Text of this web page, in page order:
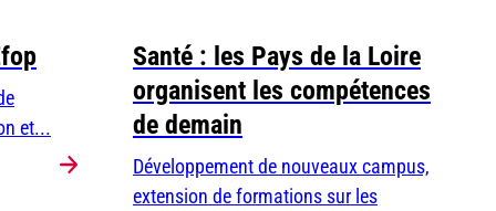
et...
Santé : les Pays de la Loire
organisent les compétences
de demain
Développement de nouveaux campus,
extension de formations sur les